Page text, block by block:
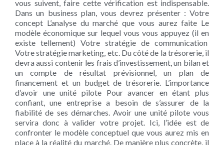
vous suivent, faire cette vérification est indispensable.
Dans un business plan, vous devrez présenter : Votre
concept L’analyse du marché que vous aurez faite Le
modèle économique sur lequel vous vous appuyez (il en
existe tellement) Votre stratégie de communication
Votre stratégie marketing, etc. Du côté de la trésorerie, il
devra aussi contenir les frais d’investissement, un bilan et
un compte de résultat prévisionnel, un plan de
financement et un budget de trésorerie. L’importance
d’avoir une unité pilote Pour avancer en étant plus
confiant, une entreprise a besoin de s’assurer de la
fiabilité de ses démarches. Avoir une unité pilote vous
servira donc à valider votre projet. Ici, l’idée est de
confronter le modèle conceptuel que vous aurez mis en
place à la réalité du marché. De manière plus concrète, il